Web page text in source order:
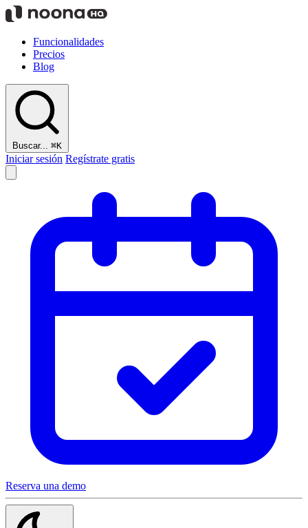
Funcionalidades
Precios
Blog
Buscar... ⌘K
Iniciar sesión Regístrate gratis
Reserva una demo